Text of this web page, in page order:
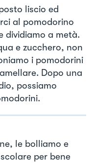
liscio ed
al pomodorino
dividiamo a metà.
e zucchero, non
i pomodorini
Dopo una
possiamo
le bolliamo e
per bene